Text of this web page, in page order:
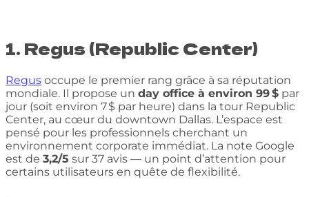
1. Regus (Republic Center)
Regus occupe le premier rang grâce à sa réputation
mondiale. Il propose un day office à environ 99 $ par
jour (soit environ 7 $ par heure) dans la tour Republic
Center, au cœur du downtown Dallas. L’espace est
pensé pour les professionnels cherchant un
environnement corporate immédiat. La note Google
est de 3,2/5 sur 37 avis — un point d’attention pour
certains utilisateurs en quête de flexibilité.